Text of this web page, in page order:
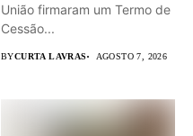
União firmaram um Termo de
Cessão...
BYCURTA LAVRAS AGOSTO 7, 2026